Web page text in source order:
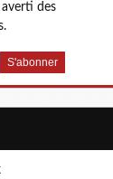
des